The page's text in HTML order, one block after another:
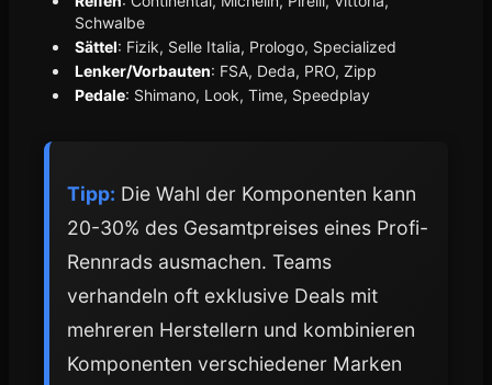
Schwalbe
Sättel: Fizik, Selle Italia, Prologo, Specialized
Lenker/Vorbauten: FSA, Deda, PRO, Zipp
Pedale: Shimano, Look, Time, Speedplay
Tipp: Die Wahl der Komponenten kann
20-30% des Gesamtpreises eines Profi-
Rennrads ausmachen. Teams
verhandeln oft exklusive Deals mit
mehreren Herstellern und kombinieren
Komponenten verschiedener Marken